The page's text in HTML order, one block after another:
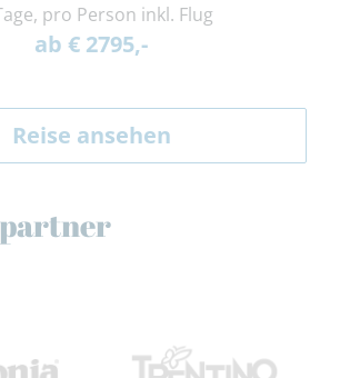
pro Person inkl. Flug
ab € 2795,-
Reise ansehen